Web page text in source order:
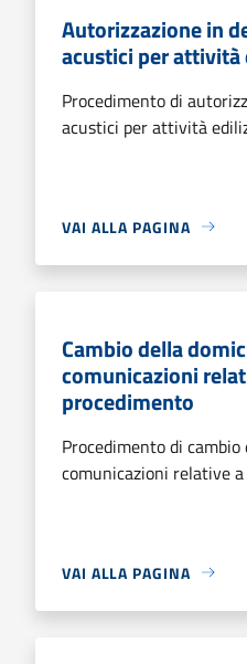
Autorizzazione in
acustici per
Procedimento di
acustici per attività
VAI ALLA PAGINA
Cambio della
comunicazioni
procedimento
Procedimento di
comunicazioni relative
VAI ALLA PAGINA